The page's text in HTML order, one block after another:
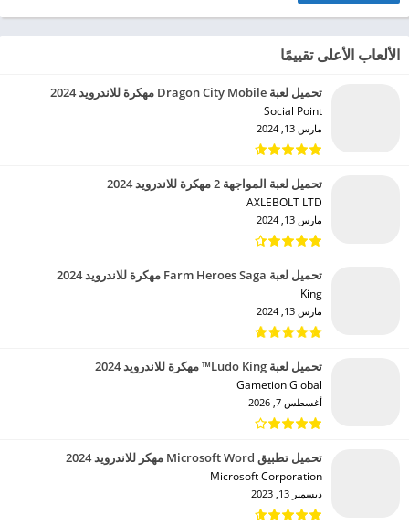
الألعاب الأعلى تقييمًا
تحميل لعبة Dragon City Mobile مهكرة للاندرويد 2024
Social Point‏
مارس 13, 2024
تحميل لعبة المواجهة 2 مهكرة للاندرويد 2024
AXLEBOLT LTD‏
مارس 13, 2024
تحميل لعبة Farm Heroes Saga مهكرة للاندرويد 2024
King‏
مارس 13, 2024
تحميل لعبة Ludo King™ مهكرة للاندرويد 2024
Gametion Global‏
أغسطس 7, 2026
تحميل تطبيق Microsoft Word مهكر للاندرويد 2024
Microsoft Corporation‏
ديسمبر 13, 2023